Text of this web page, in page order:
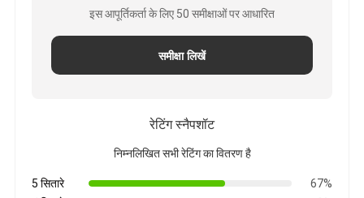
इस आपूर्तिकर्ता के लिए 50 समीक्षाओं पर आधारित
समीक्षा लिखें
रेटिंग स्नैपशॉट
निम्नलिखित सभी रेटिंग का वितरण है
5 सितारे
67%